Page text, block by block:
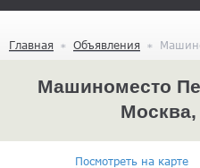
Главная Объявления
Машиноместо
Москва,
Посмотреть на карте